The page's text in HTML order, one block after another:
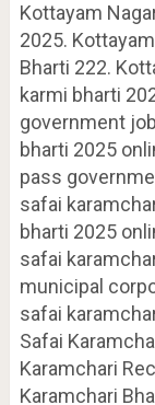
Kottayam
2025.
Bharti 222.
karmi bharti
government job,
bharti 2025
pass
safai
bharti 2025
safai
municipal
safai
Safai
Karamchari
Karamchari